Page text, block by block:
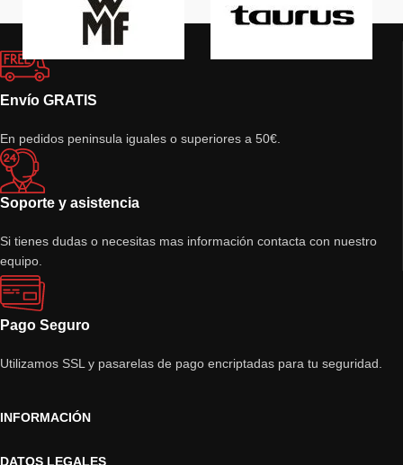
Envío GRATIS
En pedidos peninsula iguales o superiores a 50€.
Soporte y asistencia
Si tienes dudas o necesitas mas información contacta con nuestro
equipo.
Pago Seguro
Utilizamos SSL y pasarelas de pago encriptadas para tu seguridad.
INFORMACIÓN
DATOS LEGALES